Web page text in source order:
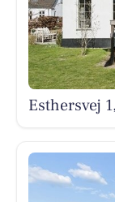
Esthersvej